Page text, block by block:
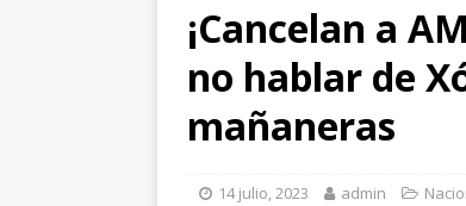
[ 7 agosto, 2026 ]
salmonella
LOCAL
¡Cancelan a
no hablar de
mañaneras
14 julio, 2023 admin